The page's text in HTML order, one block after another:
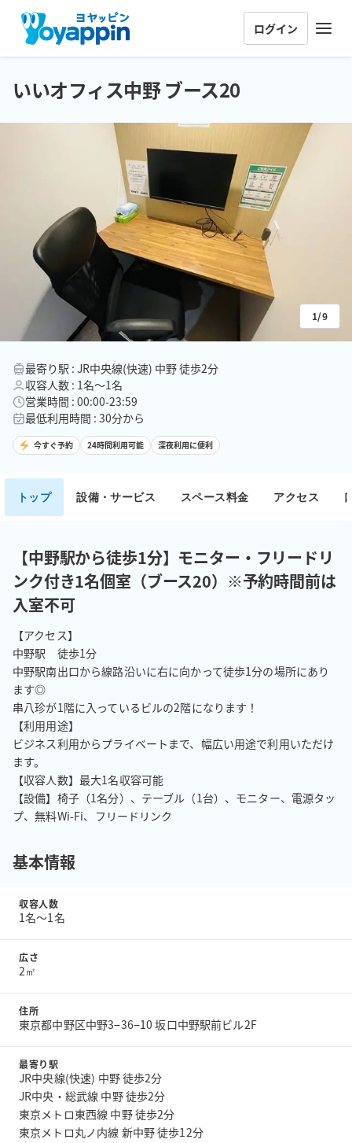
ログイン
1/9
最寄り駅 : JR中央線(快速) 中野 徒歩2分
収容人数 : 1名〜1名
営業時間 : 00:00-23:59
最低利用時間 : 30分から
今すぐ予約 24時間利用可能 深夜利用に便利
いいオフィス中野 ブース20
トップ 設備・サービス スペース料金 アクセス
【中野駅から徒歩1分】モニター・フリードリ
ンク付き1名個室（ブース20）※予約時間前は
入室不可
【アクセス】
中野駅　徒歩1分
中野駅南出口から線路沿いに右に向かって徒歩1分の場所にあり
ます◎
串八珍が1階に入っているビルの2階になります！
【利用用途】
ビジネス利用からプライベートまで、幅広い用途で利用いただけ
ます。
【収容人数】最大1名収容可能
【設備】椅子（1名分）、テーブル（1台）、モニター、電源タッ
プ、無料Wi-Fi、フリードリンク
基本情報
収容人数
1名〜1名
広さ
2㎡
住所
東京都中野区中野3−36−10 坂口中野駅前ビル2F
最寄り駅
JR中央線(快速) 中野 徒歩2分
JR中央・総武線 中野 徒歩2分
東京メトロ東西線 中野 徒歩2分
東京メトロ丸ノ内線 新中野 徒歩12分